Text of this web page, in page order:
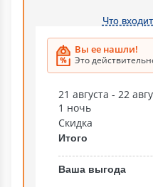
Что
Вы ее нашли!
Это
21 августа - 22
1 ночь
Скидка
Итого
Ваша выгода